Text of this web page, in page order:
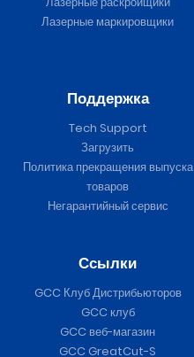
Лазерные маркировщики
Поддержка
Tech Support
Загрузить
Политика прекращения выпуска
товаров
Негарантийный сервис
Ссылки
GCC Клуб Дистрибьюторов
GCC клуб
GCC веб-магазин
GCC GreatCut-S